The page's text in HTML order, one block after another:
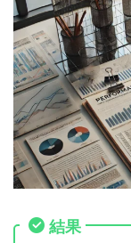
結果